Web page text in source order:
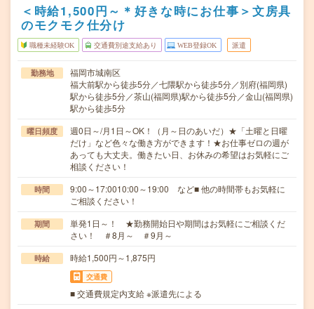
＜時給1,500円～＊好きな時にお仕事＞文房具
のモクモク仕分け
職種未経験OK 交通費別途支給あり WEB登録OK 派遣
勤務地
福岡市城南区
福大前駅から徒歩5分／七隈駅から徒歩5分／別府(福岡県)
駅から徒歩5分／茶山(福岡県)駅から徒歩5分／金山(福岡県)
駅から徒歩5分
曜日頻度
週0日～/月1日～OK！（月～日のあいだ）★「土曜と日曜
だけ」など色々な働き方ができます！★お仕事ゼロの週が
あっても大丈夫。働きたい日、お休みの希望はお気軽にご
相談ください！
時間
9:00～17:0010:00～19:00 など■ 他の時間帯もお気軽に
ご相談ください！
期間
単発1日～！ ★勤務開始日や期間はお気軽にご相談くだ
さい！ ＃8月～ ＃9月～
時給 時給1,500円～1,875円
交通費
■ 交通費規定内支給 ※派遣先による